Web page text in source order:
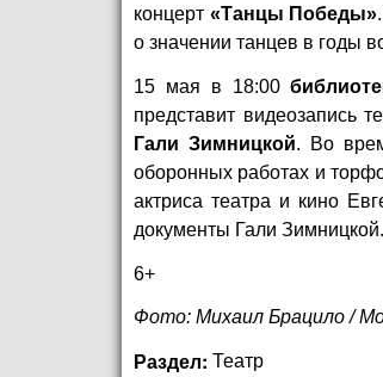
концерт «Танцы Победы»
о значении танцев в годы
15 мая в 18:00
представит видеозапись
Гали Зимницкой. Во
оборонных работах и
актриса театра и кино
документы Гали Зимницкой.
6+
Фото: Михаил Брацило /
Раздел: Театр